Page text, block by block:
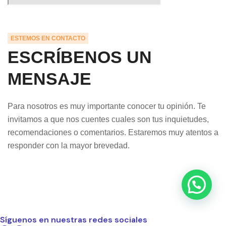
ESTEMOS EN CONTACTO
ESCRÍBENOS UN
MENSAJE
Para nosotros es muy importante conocer tu opinión. Te
invitamos a que nos cuentes cuales son tus inquietudes,
recomendaciones o comentarios. Estaremos muy atentos a
responder con la mayor brevedad.
Síguenos en nuestras redes sociales